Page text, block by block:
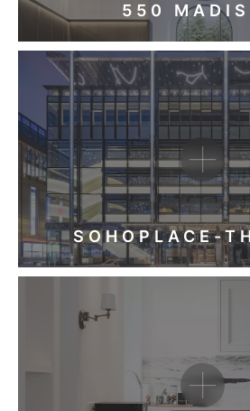
550
SOHOPLACE-